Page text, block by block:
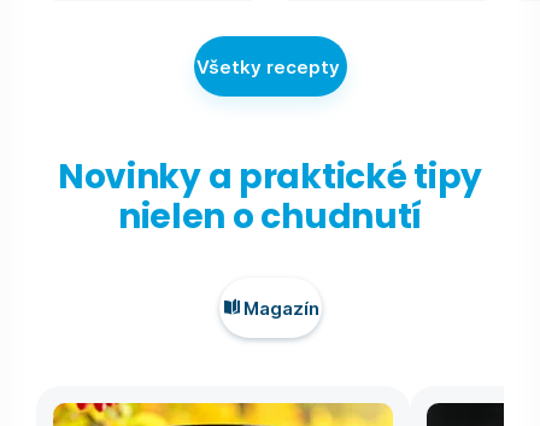
Všetky recepty
Novinky a praktické tipy
nielen o chudnutí
Magazín